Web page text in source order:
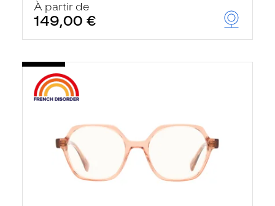
À partir de
149,00 €